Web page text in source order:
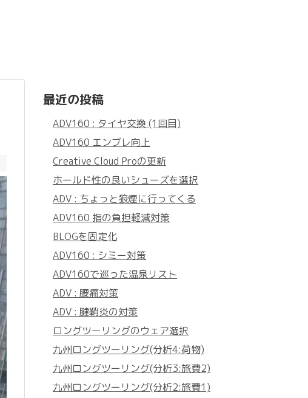
最近の投稿
ADV160 : タイヤ交換 (1回目)
ADV160 エンブレ向上
Creative Cloud Proの更新
ホールド性の良いシューズを選択
ADV : ちょっと狼煙に行ってくる
ADV160 指の負担軽減対策
BLOGを固定化
ADV160 : シミー対策
ADV160で巡った温泉リスト
ADV : 腰痛対策
ADV : 腱鞘炎の対策
ロングツーリングのウェア選択
九州ロングツーリング(分析4:荷物)
九州ロングツーリング(分析3:旅費2)
九州ロングツーリング(分析2:旅費1)